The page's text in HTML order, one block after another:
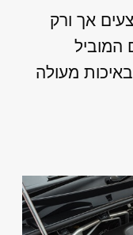
אך ורק
המוביל
מעולה